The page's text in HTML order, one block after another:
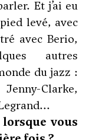
Et j’ai eu
levé, avec
avec Berio,
autres
du jazz :
Clarke,
vous